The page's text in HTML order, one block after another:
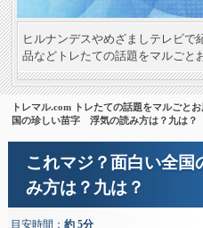
ヒルナンデスやめざましテレビで
品などトレたての話題をマルごと
トレマル.com トレたての話題をマルごとお
国の珍しい苗字 浮気の読み方は？九は？
これマジ？面白い全
み方は？九は？
目安時間： 約 5分